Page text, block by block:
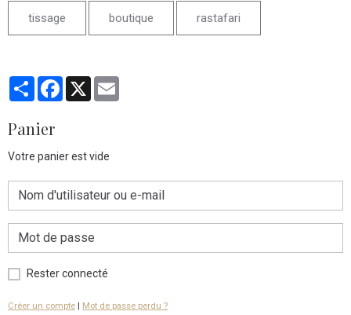
tissage boutique rastafari
PartagerFacebook
X
Panier
Votre panier est vide
Rester connecté
Créer un compte Mot de passe perdu ?